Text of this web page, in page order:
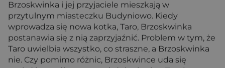
Brzoskwinka i jej przyjaciele mieszkają w
przytulnym miasteczku Budyniowo. Kiedy
wprowadza się nowa kotka, Taro, Brzoskwinka
postanawia się z nią zaprzyjaźnić. Problem w tym, że
Taro uwielbia wszystko, co straszne, a Brzoskwinka
nie. Czy pomimo różnic, Brzoskwince uda się